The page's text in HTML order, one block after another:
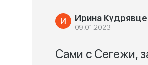
Ирина
09.01.2023
Сами с Сегежи,